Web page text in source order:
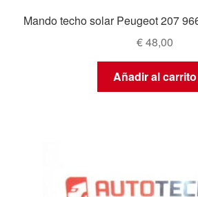
Mando techo solar Peugeot 207
€48,00
Añadir al carrito